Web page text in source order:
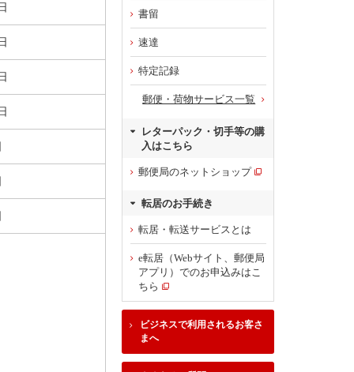
書留
速達
特定記録
郵便・荷物サービス一覧
レターパック・切手等の購
入はこちら
郵便局のネットショップ
転居のお手続き
転居・転送サービスとは
e転居（Webサイト、郵便局
アプリ）でのお申込みはこ
ちら
ビジネスで利用されるお客さ
まへ